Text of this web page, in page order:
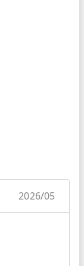
2026/05